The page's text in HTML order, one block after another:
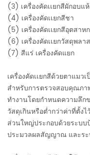
(3) เครื่องคัดเเยกสีผักอบแ
(4) เครื่องคัดเเยกสีชา
(5) เครื่องคัดเเยกสีอุตสาห
(6) เครื่องคัดเเยกวัสดุพลา
(7) สีแร่ เครื่องคัดแยก
เครื่องคัดเเยกสีด้วยตาแม
สำหรับการตรวจสอบคุณภา
ทำงานโดยกำหนดความลึก
วัสดุเกินหรือต่ำกว่าค่าที่ตั้ง
ส่วนใหญ่ประกอบด้วยระบบ
ประมวลผลสัญญาณ และระ